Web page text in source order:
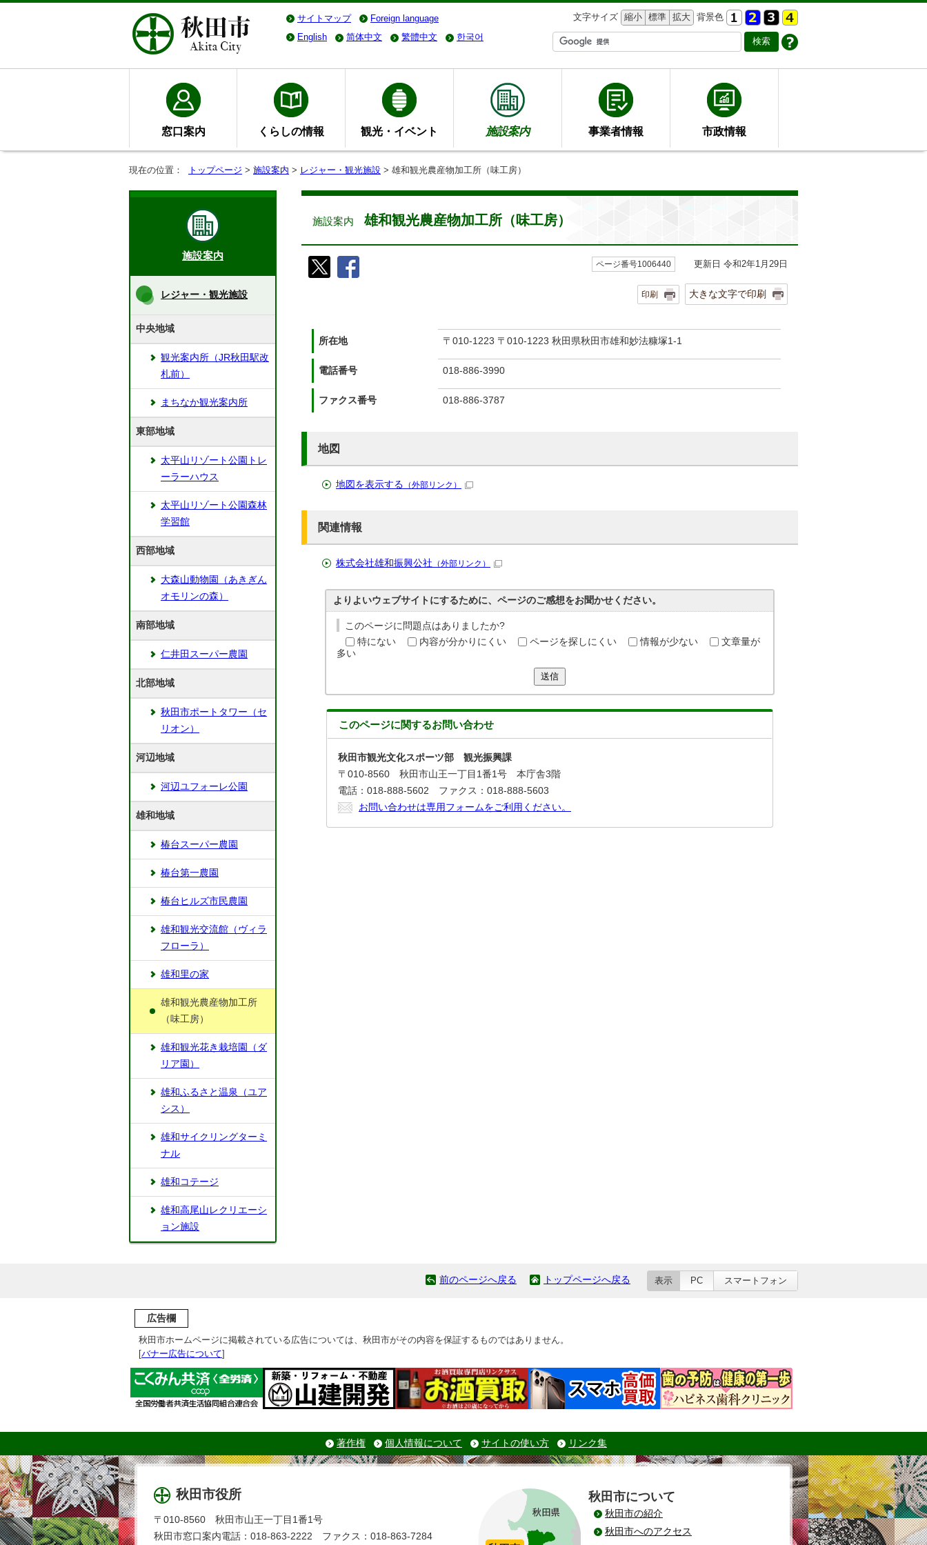
サイトマップ Foreign language 文字サイズ 縮小 標準 拡大 背景色
English
简体中文 繁體中文 한국어
窓口案内 くらしの情報 観光・イベント 施設案内 事業者情報 市政情報
現在の位置： トップページ > 施設案内 > レジャー・観光施設 > 雄和観光農産物加工所（味工房）
施設案内雄和観光農産物加工所（味工房）
ページ番号1006440 更新日 令和2年1月29日
印刷 大きな文字で印刷
所在地 〒010-1223 〒010-1223 秋田県秋田市雄和妙法糠塚1-1
電話番号 018-886-3990
ファクス番号 018-886-3787
地図
地図を表示する （外部リンク）
関連情報
株式会社雄和振興公社 （外部リンク）
よりよいウェブサイトにするために、ページのご感想をお聞かせください。
このページに問題点はありましたか?
特にない
内容が分かりにくい ページを探しにくい 情報が少ない
文章量が
多い
送信
このページに関するお問い合わせ
秋田市観光文化スポーツ部 観光振興課
〒010-8560 秋田市山王一丁目1番1号 本庁舎3階
電話：018-888-5602 ファクス：018-888-5603
お問い合わせは専用フォームをご利用ください。
施設案内
レジャー・観光施設
中央地域
観光案内所（JR秋田駅改
札前）
まちなか観光案内所
東部地域
太平山リゾート公園トレ
ーラーハウス
太平山リゾート公園森林
学習館
西部地域
大森山動物園（あきぎん
オモリンの森）
南部地域
仁井田スーパー農園
北部地域
秋田市ポートタワー（セ
リオン）
河辺地域
河辺ユフォーレ公園
雄和地域
椿台スーパー農園
椿台第一農園
椿台ヒルズ市民農園
雄和観光交流館（ヴィラ
フローラ）
雄和里の家
雄和観光農産物加工所
（味工房）
雄和観光花き栽培園（ダ
リア園）
雄和ふるさと温泉（ユア
シス）
雄和サイクリングターミ
ナル
雄和コテージ
雄和高尾山レクリエーシ
ョン施設
前のページへ戻る トップページへ戻る 表示 PC スマートフォン
広告欄
秋田市ホームページに掲載されている広告については、秋田市がその内容を保証するものではありません。
[バナー広告について]
著作権 個人情報について サイトの使い方 リンク集
秋田市役所
〒010-8560 秋田市山王一丁目1番1号
秋田市窓口案内電話：018-863-2222 ファクス：018-863-7284
秋田市について
秋田市の紹介
秋田市へのアクセス